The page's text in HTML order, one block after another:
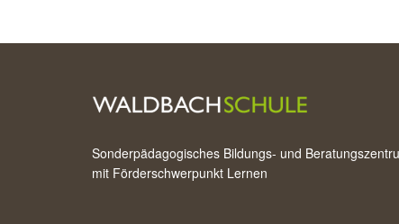
Sonderpädagogisches Bildungs- und
mit Förderschwerpunkt Lernen